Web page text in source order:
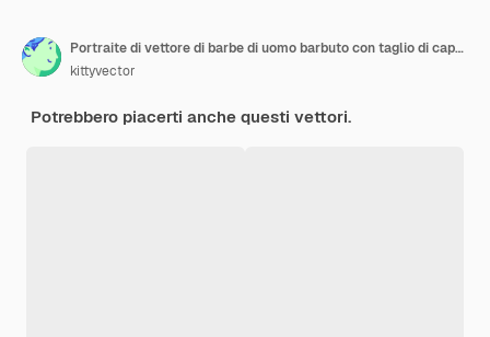
Portraite di vettore di barbe di uomo barbuto con taglio di capelli maschile nel negozio di barbiere e baffi spinosi su hipster illustrazione faccia set di acconciatura da barbiere isolato su spazio bianco
kittyvector
Potrebbero piacerti anche questi vettori.